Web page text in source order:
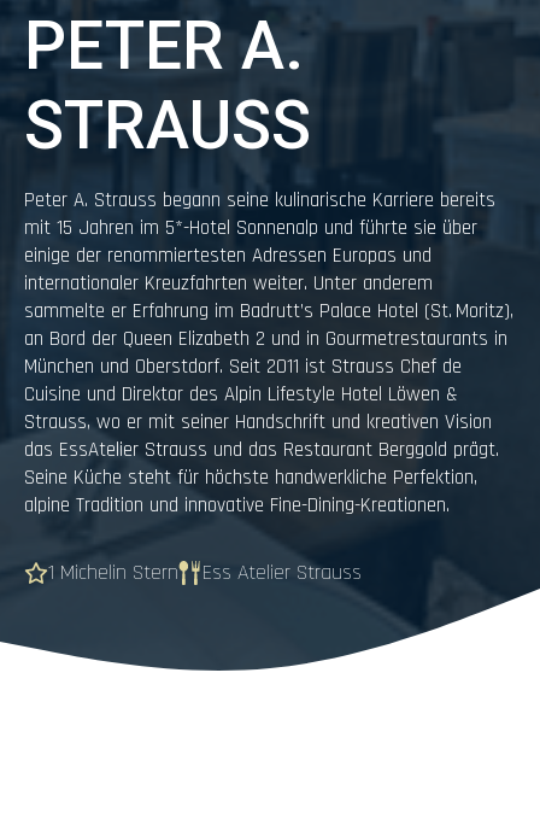
PETER A.
STRAUSS
Peter A. Strauss begann seine kulinarische Karriere bereits
mit 15 Jahren im 5*-Hotel Sonnenalp und führte sie über
einige der renommiertesten Adressen Europas und
internationaler Kreuzfahrten weiter. Unter anderem
sammelte er Erfahrung im Badrutt’s Palace Hotel (St. Moritz),
an Bord der Queen Elizabeth 2 und in Gourmetrestaurants in
München und Oberstdorf. Seit 2011 ist Strauss Chef de
Cuisine und Direktor des Alpin Lifestyle Hotel Löwen &
Strauss, wo er mit seiner Handschrift und kreativen Vision
das EssAtelier Strauss und das Restaurant Berggold prägt.
Seine Küche steht für höchste handwerkliche Perfektion,
alpine Tradition und innovative Fine-Dining-Kreationen.
1 Michelin Stern Ess Atelier Strauss